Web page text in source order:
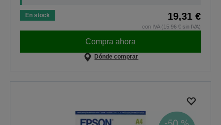
En stock 19,31 €
con IVA (15,96 € sin IVA)
Compra ahora
Dónde comprar